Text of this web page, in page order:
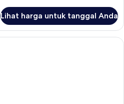
Lihat harga untuk tanggal Anda
Kamar Double Superior | Tirai kedap